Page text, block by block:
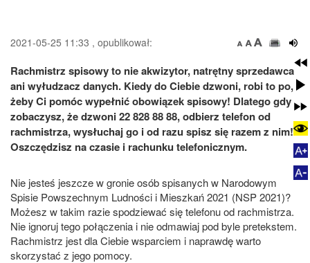
2021-05-25 11:33 , opublikował:
Rachmistrz spisowy to nie akwizytor, natrętny sprzedawca
ani wyłudzacz danych. Kiedy do Ciebie dzwoni, robi to po,
żeby Ci pomóc wypełnić obowiązek spisowy! Dlatego gdy
zobaczysz, że dzwoni 22 828 88 88, odbierz telefon od
rachmistrza, wysłuchaj go i od razu spisz się razem z nim!
Oszczędzisz na czasie i rachunku telefonicznym.
Nie jesteś jeszcze w gronie osób spisanych w Narodowym
Spisie Powszechnym Ludności i Mieszkań 2021 (NSP 2021)?
Możesz w takim razie spodziewać się telefonu od rachmistrza.
Nie ignoruj tego połączenia i nie odmawiaj pod byle pretekstem.
Rachmistrz jest dla Ciebie wsparciem i naprawdę warto
skorzystać z jego pomocy.